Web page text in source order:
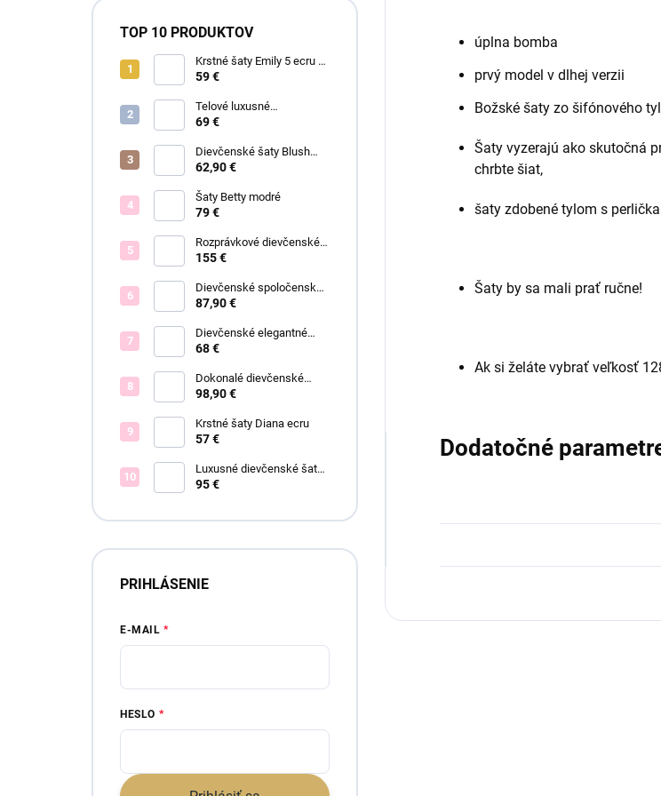
TOP 10 PRODUKTOV
Krstné šaty Emily 5 ecru s
čipkou
59 €
Telové luxusné
dievčenské šaty Eva
69 €
Dievčenské šaty Blush
Grace pink
62,90 €
Šaty Betty modré
79 €
Rozprávkové dievčenské
šaty Fiona
155 €
Dievčenské spoločenské
šaty Eleónora
87,90 €
Dievčenské elegantné
šaty Lisa
68 €
Dokonalé dievčenské
spoločenské šaty Bianca
98,90 €
Krstné šaty Diana ecru
57 €
Luxusné dievčenské šaty
Blush Bloom
95 €
PRIHLÁSENIE
E-MAIL
HESLO
úplna bomba
prvý model v dlhej verzii
Božské šaty zo šifónového
Šaty vyzerajú ako skutočná
chrbte šiat,
šaty zdobené tylom s
Šaty by sa mali prať ručne!
Ak si želáte vybrať veľkosť
Dodatočné